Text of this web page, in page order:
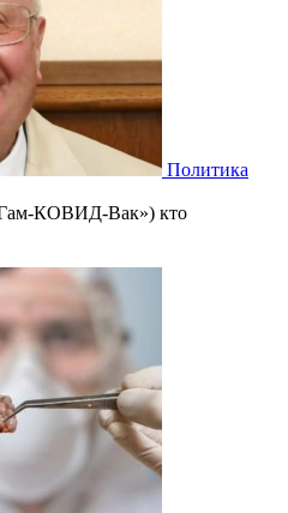
Политика
КОВИД-Вак») кто